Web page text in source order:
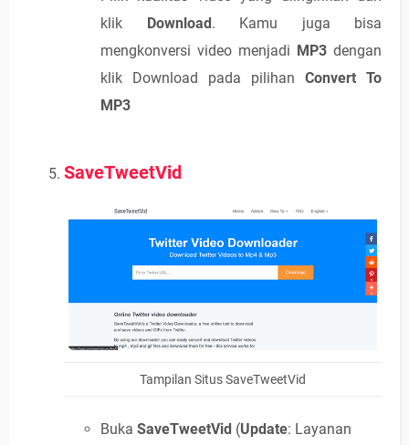
klik Download. Kamu juga bisa
mengkonversi video menjadi MP3 dengan
klik Download pada pilihan Convert To
MP3
SaveTweetVid
Tampilan Situs SaveTweetVid
Buka SaveTweetVid (Update: Layanan